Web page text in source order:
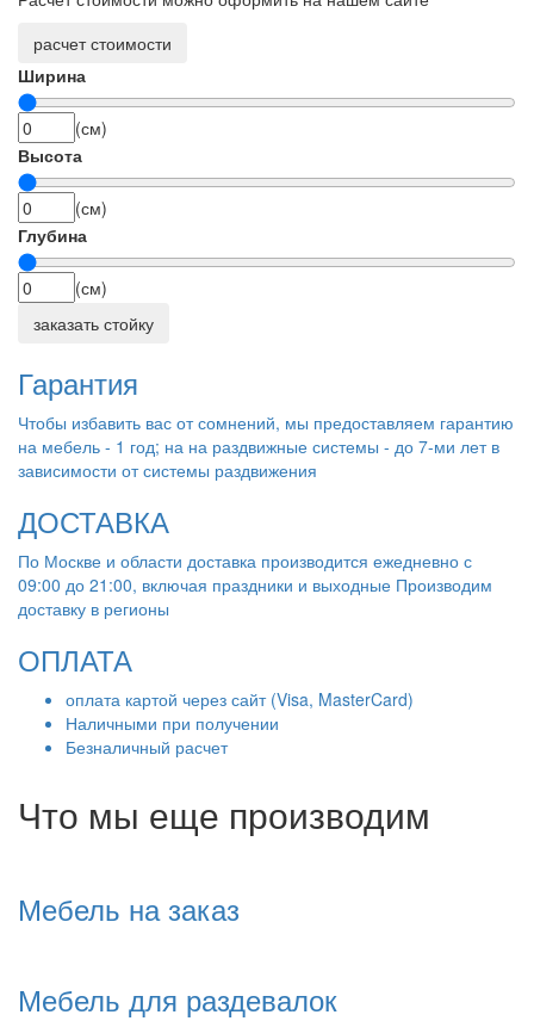
расчет стоимости
Ширина
(см)
Высота
(см)
Глубина
(см)
заказать стойку
Гарантия
Чтобы избавить вас от сомнений, мы предоставляем гарантию
на мебель - 1 год; на на раздвижные системы - до 7-ми лет в
зависимости от системы раздвижения
ДОСТАВКА
По Москве и области доставка производится ежедневно с
09:00 до 21:00, включая праздники и выходные Производим
доставку в регионы
ОПЛАТА
оплата картой через сайт (Visa, MasterCard)
Наличными при получении
Безналичный расчет
Что мы еще производим
Мебель на заказ
Мебель для раздевалок